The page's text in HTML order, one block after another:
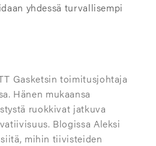
yhdessä turvallisempi
Gasketsin toimitusjohtaja
Hänen mukaansa
ruokkivat jatkuva
Blogissa Aleksi
mihin tiivisteiden